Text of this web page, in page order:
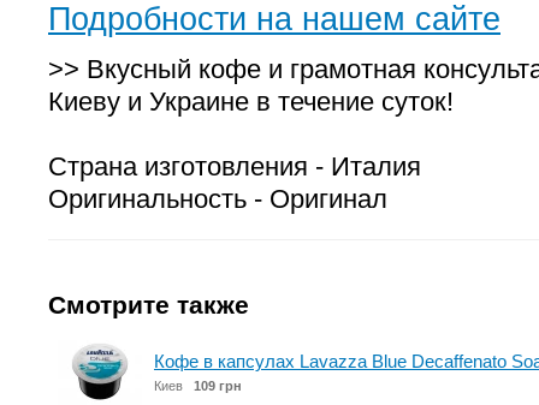
Подробности на нашем сайте
>> Вкусный кофе и грамотная
Киеву и Украине в течение суток!
Страна изготовления - Италия
Оригинальность - Оригинал
Смотрите также
Кофе в капсулах Lavazza Blue Decaffenato
Киев 109 грн